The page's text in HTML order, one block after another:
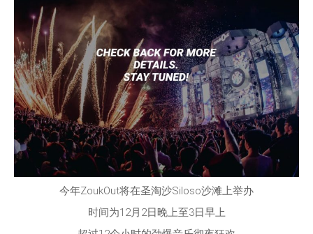
今年ZoukOut将在圣淘沙Siloso沙滩上举办
时间为12月2日晚上至3日早上